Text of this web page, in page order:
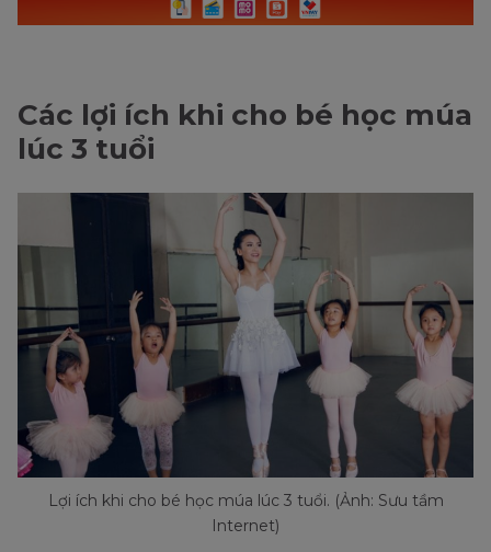
Các lợi ích khi cho bé học múa
lúc 3 tuổi
Lợi ích khi cho bé học múa lúc 3 tuổi. (Ảnh: Sưu tầm
Internet)